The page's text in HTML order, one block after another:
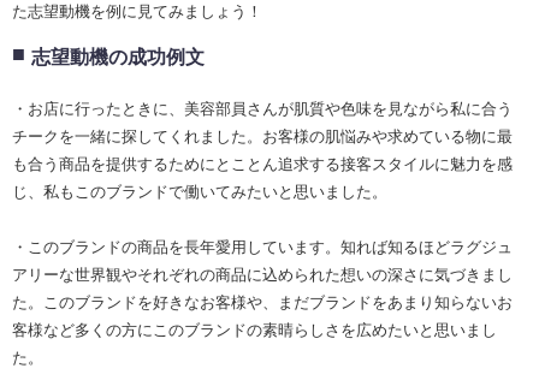
た志望動機を例に見てみましょう！
志望動機の成功例文
・お店に行ったときに、美容部員さんが肌質や色味を見ながら私に合う
チークを一緒に探してくれました。お客様の肌悩みや求めている物に最
も合う商品を提供するためにとことん追求する接客スタイルに魅力を感
じ、私もこのブランドで働いてみたいと思いました。
・このブランドの商品を長年愛用しています。知れば知るほどラグジュ
アリーな世界観やそれぞれの商品に込められた想いの深さに気づきまし
た。このブランドを好きなお客様や、まだブランドをあまり知らないお
客様など多くの方にこのブランドの素晴らしさを広めたいと思いまし
た。